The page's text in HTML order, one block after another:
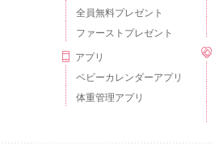
全員無料プレゼント
ファーストプレゼント
アプリ
ベビーカレンダーアプリ
体重管理アプリ